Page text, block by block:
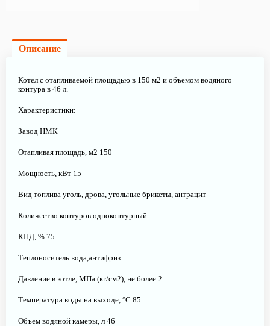
Описание
Котел с отапливаемой площадью в 150 м2 и объемом водяного
контура в 46 л.
Характеристики:
Завод НМК
Отапливая площадь, м2 150
Мощность, кВт 15
Вид топлива уголь, дрова, угольные брикеты, антрацит
Количество контуров одноконтурный
КПД, % 75
Теплоноситель вода,антифриз
Давление в котле, МПа (кг/см2), не более 2
Температура воды на выходе, °С 85
Объем водяной камеры, л 46